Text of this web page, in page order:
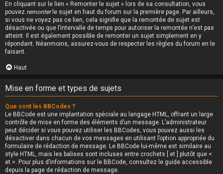
En cliquant sur le lien « Remonter le sujet » lors de sa consultation, vous
pouvez remonterle sujet en haut du forum sur la première page. Par ailleurs,
si vous ne voyez pas ce lien, cela signifie que la remontée de sujet est
désactivée ou que l’intervalle de temps pour autoriser la remontée n’est pas
atteint. Il est également possible de remonter un sujet simplement en y
répondant. Néanmoins, assurez-vous de respecter les règles du forum en le
faisant.
Haut
Mise en forme et types de sujets
Que sont les BBCodes ?
Le BBCode est une implantation spéciale au langage HTML, offrant un large
contrôle de mise en forme des éléments d’un message. L’administrateur
peut décider si vous pouvez utiliser les BBCodes, vous pouvez aussi les
désactiver dans chacun de vos messages en utilisant l’option appropriée du
formulaire de rédaction de message. Le BBCode lui-même est similaire au
style HTML, mais les balises sont incluses entre crochets [ et ] plutôt que <
et >. Pour plus d’informations sur le BBCode, consultez le guide accessible
depuis la page de rédaction de message.